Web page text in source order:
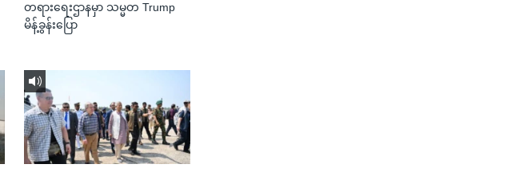
တရားရေးဌာနမှာ သမ္မတ Trump
မိန့်ခွန်းပြော